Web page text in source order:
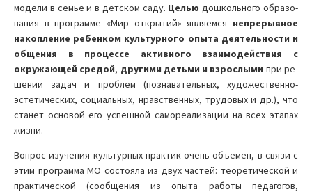
модели в семье и в детском саду. Целью дошкольного образо­
вания в программе «Мир открытий» являемся не­прерывное
накопление ре­бенком культурного опыта деятельности и
общения в процессе активного взаи­модействия с
окружаю­щей средой, другими деть­ми и взрослыми при ре­
шении задач и проблем (познавательных, худо­жественно-
эстетических, социальных, нравствен­ных, трудовых и др.), что
ста­нет основой его успешной самореализации на всех этапах
жизни.
Вопрос изучения культурных практик очень объемен, в связи с
этим программа МО состояла из двух частей: теоретической и
практической (сообщения из опыта работы педагогов,